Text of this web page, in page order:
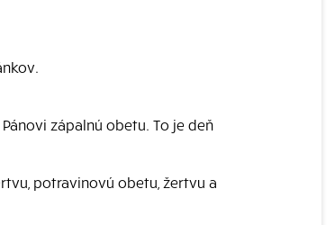
zápalnú obetu. To je deň
potravinovú obetu, žertvu a